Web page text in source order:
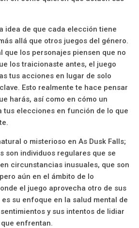
idea de que cada elección tiene
allá que otros juegos del género.
que los personajes piensen que no
los traicionaste antes, el juego
tus acciones en lugar de solo
Esto realmente te hace pensar
harás, así como en cómo un
tus elecciones en función de lo que
o misterioso en As Dusk Falls;
son individuos regulares que se
circunstancias inusuales, que son
aún en el ámbito de lo
el juego aprovecha otro de sus
su enfoque en la salud mental de
y sus intentos de lidiar
enfrentan.